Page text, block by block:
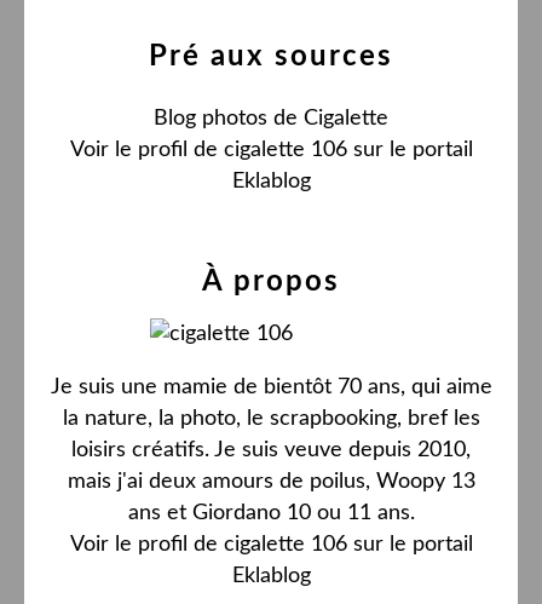
Pré aux sources
Blog photos de Cigalette
Voir le profil de cigalette 106sur le portail
Eklablog
À propos
Je suis une mamie de bientôt 70 ans, qui aime
la nature, la photo, le scrapbooking, bref les
loisirs créatifs. Je suis veuve depuis 2010,
mais j'ai deux amours de poilus, Woopy 13
ans et Giordano 10 ou 11 ans.
Voir le profil de cigalette 106sur le portail
Eklablog